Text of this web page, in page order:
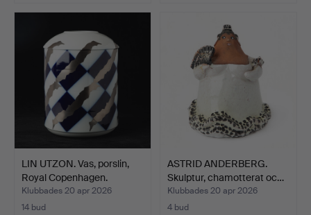
LIN UTZON. Vas, porslin,
Royal Copenhagen.
Klubbades 20 apr 2026
14 bud
ASTRID ANDERBERG.
Skulptur, chamotterat oc…
Klubbades 20 apr 2026
4 bud